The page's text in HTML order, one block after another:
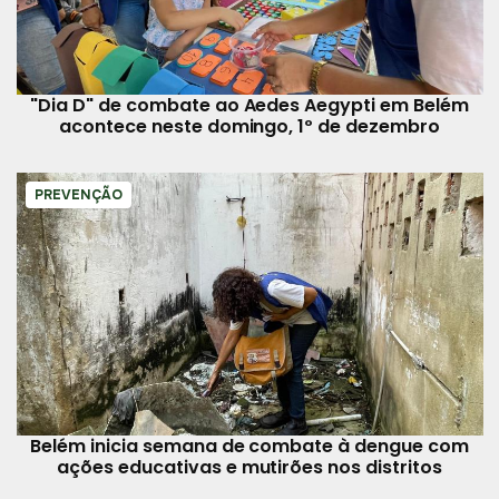
"Dia D" de combate ao Aedes Aegypti em Belém
acontece neste domingo, 1º de dezembro
PREVENÇÃO
Belém inicia semana de combate à dengue com
ações educativas e mutirões nos distritos